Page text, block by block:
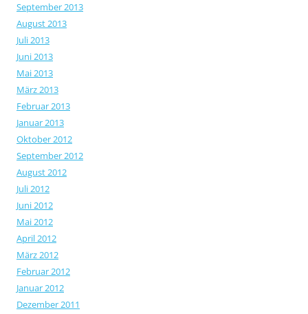
September 2013
August 2013
Juli 2013
Juni 2013
Mai 2013
März 2013
Februar 2013
Januar 2013
Oktober 2012
September 2012
August 2012
Juli 2012
Juni 2012
Mai 2012
April 2012
März 2012
Februar 2012
Januar 2012
Dezember 2011